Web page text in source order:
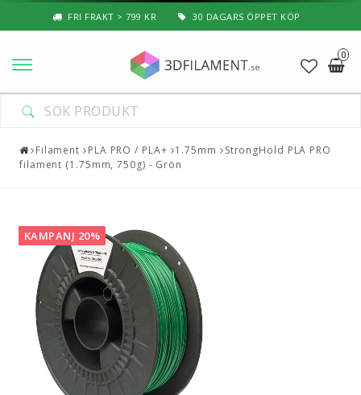
FRI FRAKT > 799 KR 30 DAGARS ÖPPET KÖP
0
Nyheter & Populärt
Filament
3D-Skrivare — Tillbehör
3D-Skrivare — Delar
Resin
3D-Pennor & Tillbehör
Filament PLA PRO / PLA+ 1.75mm
StrongHold PLA PRO
filament (1.75mm, 750g) - Grön
KAMPANJ 20%